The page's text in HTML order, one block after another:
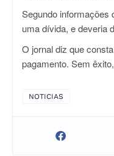
Segundo informações
uma dívida, e deveria
O jornal diz que
pagamento. Sem
NOTICIAS